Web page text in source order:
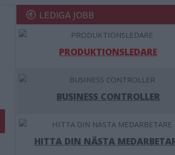
LEDIGA JOBB
PRODUKTIONSLEDARE
BUSINESS CONTROLLER
HITTA DIN NÄSTA